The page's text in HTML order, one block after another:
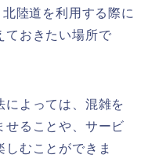
陸道を利用する際に
ておきたい場所で
よっては、混雑を
せることや、サービ
しむことができま